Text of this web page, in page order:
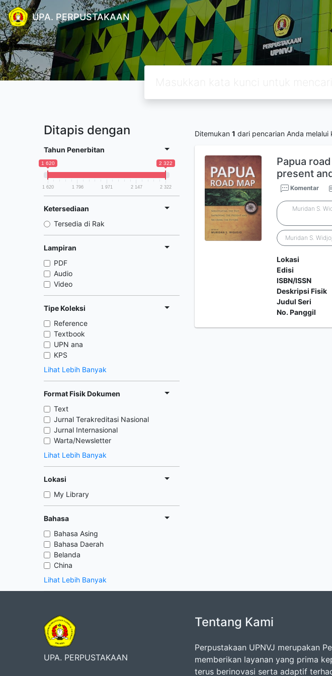
UPA. PERPUSTAKAAN
Ditapis dengan
Tahun Penerbitan
1 620 2 322
1 620 1 796 1 971 2 147 2 322
Ketersediaan
Tersedia di Rak
Lampiran
PDF
Audio
Video
Tipe Koleksi
Reference
Textbook
UPN ana
KPS
Lihat Lebih Banyak
Format Fisik Dokumen
Text
Jurnal Terakreditasi Nasional
Jurnal Internasional
Warta/Newsletter
Lihat Lebih Banyak
Lokasi
My Library
Bahasa
Bahasa Asing
Bahasa Daerah
Belanda
China
Lihat Lebih Banyak
Ditemukan 1 dari pencarian Anda melalui
Papua
present
Komentar
Muridan S.
Muridan S.
Lokasi
Edisi
ISBN/ISSN
Deskripsi Fisik
Judul Seri
No. Panggil
UPA. PERPUSTAKAAN
Tentang Kami
Perpustakaan UPNVJ merupakan
memberikan layanan yang prima
terus berinovasi serta adaptif